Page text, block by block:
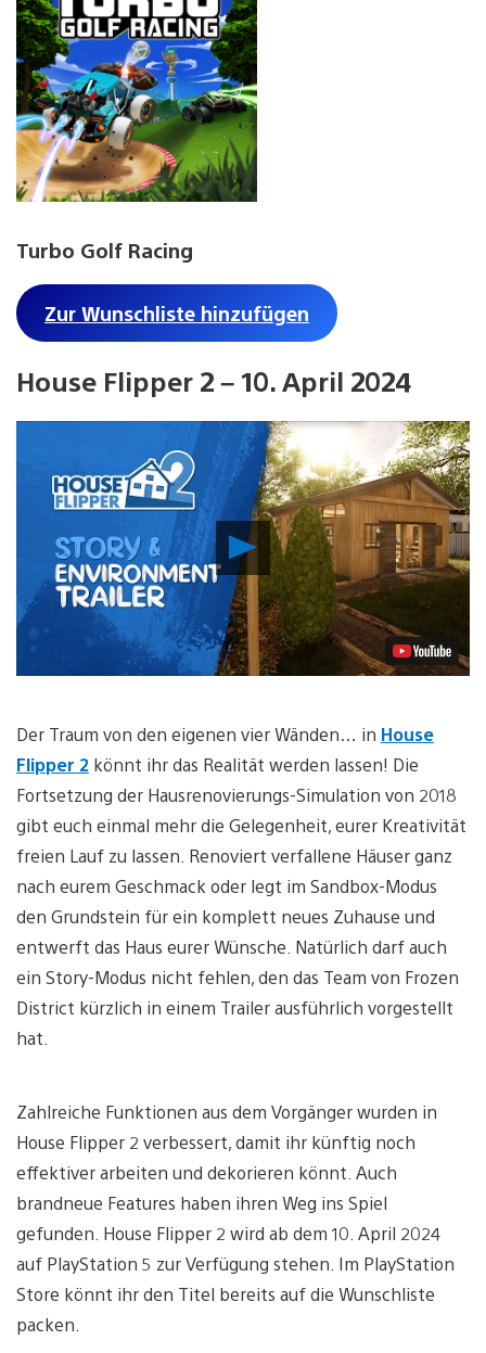
Turbo Golf Racing
Zur Wunschliste hinzufügen
House Flipper 2 – 10. April 2024
Video
abspielen
Der Traum von den eigenen vier Wänden… in House
Flipper 2 könnt ihr das Realität werden lassen! Die
Fortsetzung der Hausrenovierungs-Simulation von 2018
gibt euch einmal mehr die Gelegenheit, eurer Kreativität
freien Lauf zu lassen. Renoviert verfallene Häuser ganz
nach eurem Geschmack oder legt im Sandbox-Modus
den Grundstein für ein komplett neues Zuhause und
entwerft das Haus eurer Wünsche. Natürlich darf auch
ein Story-Modus nicht fehlen, den das Team von Frozen
District kürzlich in einem Trailer ausführlich vorgestellt
hat.
Zahlreiche Funktionen aus dem Vorgänger wurden in
House Flipper 2 verbessert, damit ihr künftig noch
effektiver arbeiten und dekorieren könnt. Auch
brandneue Features haben ihren Weg ins Spiel
gefunden. House Flipper 2 wird ab dem 10. April 2024
auf PlayStation 5 zur Verfügung stehen. Im PlayStation
Store könnt ihr den Titel bereits auf die Wunschliste
packen.